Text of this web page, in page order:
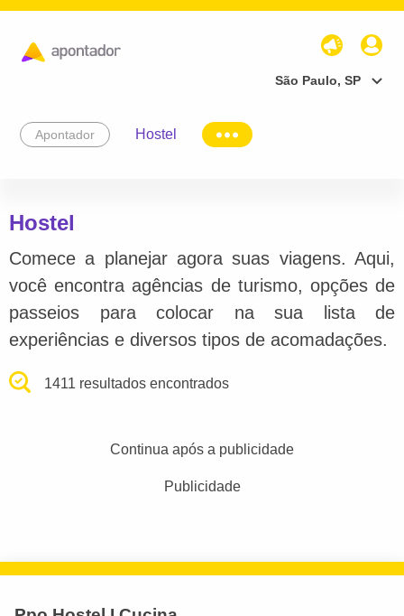
São Paulo, SP
Apontador Hostel
Hostel
Comece a planejar agora suas viagens. Aqui,
você encontra agências de turismo, opções de
passeios para colocar na sua lista de
experiências e diversos tipos de acomadações.
1411 resultados encontrados
Continua após a publicidade
Publicidade